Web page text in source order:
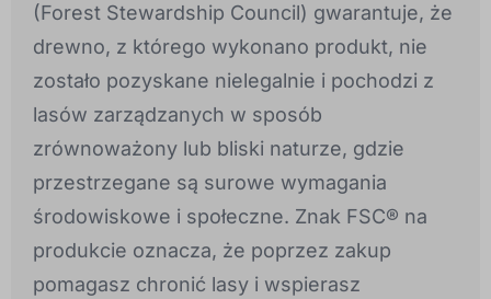
(Forest Stewardship Council) gwarantuje, że
drewno, z którego wykonano produkt, nie
zostało pozyskane nielegalnie i pochodzi z
lasów zarządzanych w sposób
zrównoważony lub bliski naturze, gdzie
przestrzegane są surowe wymagania
środowiskowe i społeczne. Znak FSC® na
produkcie oznacza, że poprzez zakup
pomagasz chronić lasy i wspierasz